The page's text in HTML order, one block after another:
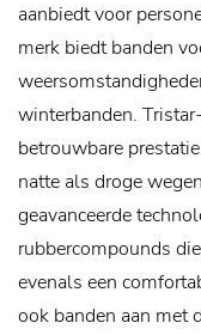
aanbiedt voor
merk biedt banden
winterbanden.
betrouwbare
natte als droge
geavanceerde
rubbercompounds
evenals een
ook banden aan met